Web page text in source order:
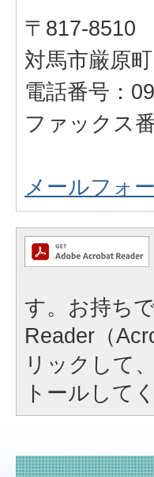
〒817-8510
対馬市厳原
電話番号：
ファックス
メールフォ
す。お持ち
Reader（
リックして
トールして